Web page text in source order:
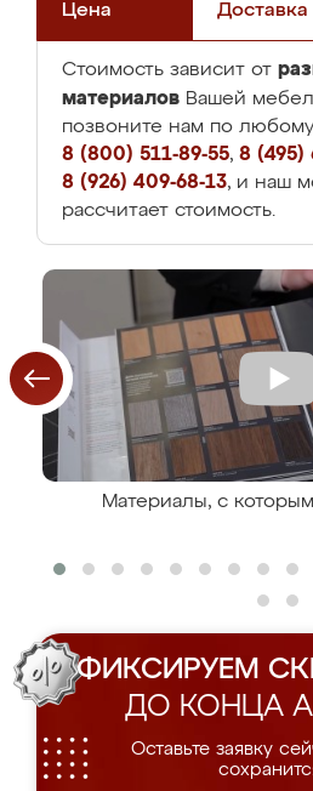
Цена Доставка
Стоимость зависит от
материалов Вашей
позвоните нам по
8 (800) 511-89-55, 8 (495)
8 (926) 409-68-13, и наш
рассчитает стоимость.
Материалы, с
ФИКСИРУЕМ
ДО КОНЦА
Оставьте заявку